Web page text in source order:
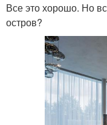
Все это хорошо. Но
остров?